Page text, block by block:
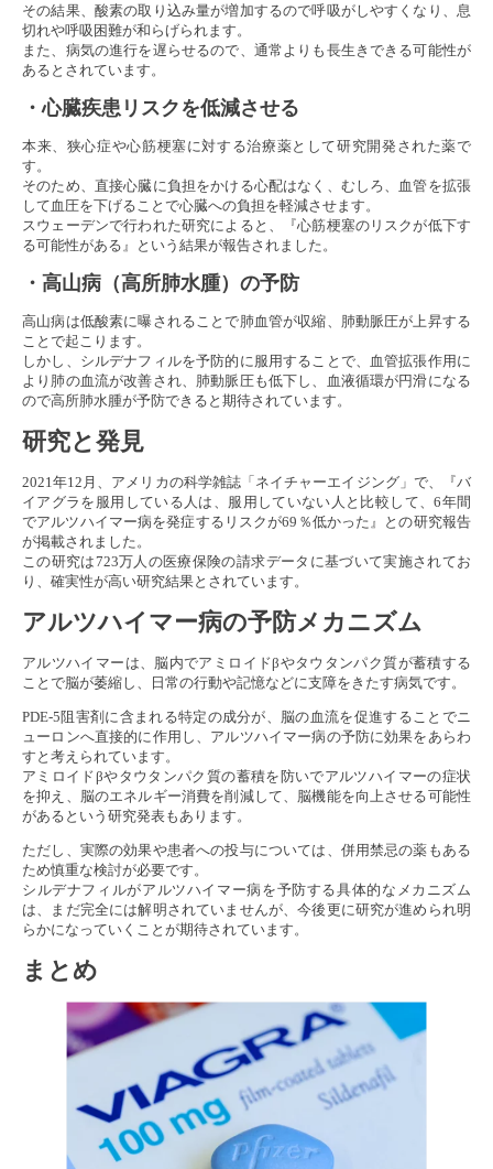
その結果、酸素の取り込み量が増加するので呼吸がしやすくなり、息
切れや呼吸困難が和らげられます。
また、病気の進行を遅らせるので、通常よりも長生きできる可能性が
あるとされています。
・心臓疾患リスクを低減させる
本来、狭心症や心筋梗塞に対する治療薬として研究開発された薬で
す。
そのため、直接心臓に負担をかける心配はなく、むしろ、血管を拡張
して血圧を下げることで心臓への負担を軽減させます。
スウェーデンで行われた研究によると、『心筋梗塞のリスクが低下す
る可能性がある』という結果が報告されました。
・高山病（高所肺水腫）の予防
高山病は低酸素に曝されることで肺血管が収縮、肺動脈圧が上昇する
ことで起こります。
しかし、シルデナフィルを予防的に服用することで、血管拡張作用に
より肺の血流が改善され、肺動脈圧も低下し、血液循環が円滑になる
ので高所肺水腫が予防できると期待されています。
研究と発見
2021年12月、アメリカの科学雑誌「ネイチャーエイジング」で、『バ
イアグラを服用している人は、服用していない人と比較して、6年間
でアルツハイマー病を発症するリスクが69％低かった』との研究報告
が掲載されました。
この研究は723万人の医療保険の請求データに基づいて実施されてお
り、確実性が高い研究結果とされています。
アルツハイマー病の予防メカニズム
アルツハイマーは、脳内でアミロイドβやタウタンパク質が蓄積する
ことで脳が萎縮し、日常の行動や記憶などに支障をきたす病気です。
PDE-5阻害剤に含まれる特定の成分が、脳の血流を促進することでニ
ューロンへ直接的に作用し、アルツハイマー病の予防に効果をあらわ
すと考えられています。
アミロイドβやタウタンパク質の蓄積を防いでアルツハイマーの症状
を抑え、脳のエネルギー消費を削減して、脳機能を向上させる可能性
があるという研究発表もあります。
ただし、実際の効果や患者への投与については、併用禁忌の薬もある
ため慎重な検討が必要です。
シルデナフィルがアルツハイマー病を予防する具体的なメカニズム
は、まだ完全には解明されていませんが、今後更に研究が進められ明
らかになっていくことが期待されています。
まとめ